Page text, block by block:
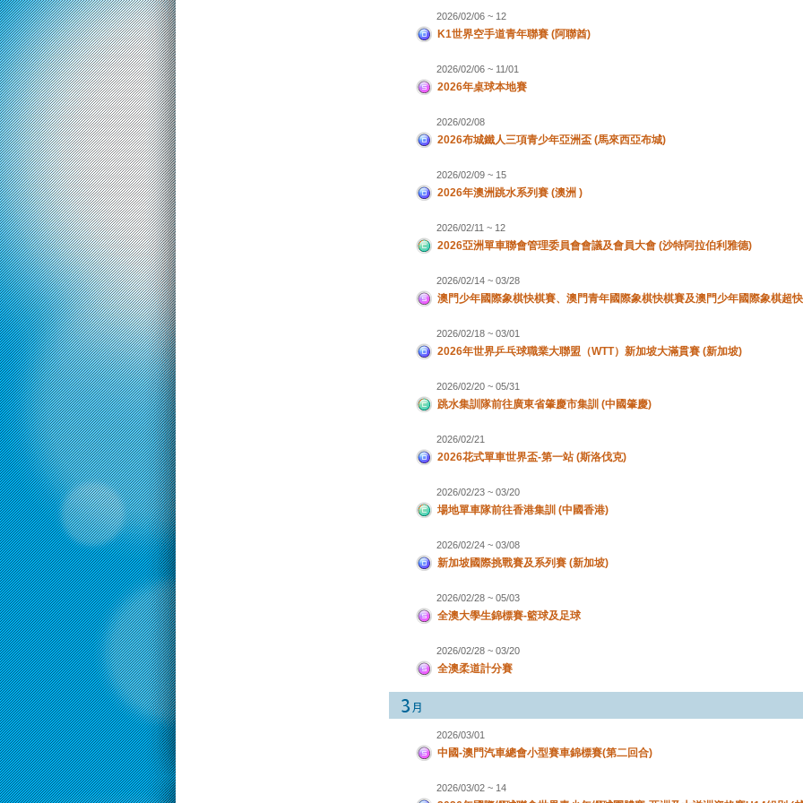
2026/02/06 ~ 12
K1世界空手道青年聯賽 (阿聯酋)
2026/02/06 ~ 11/01
2026年桌球本地賽
2026/02/08
2026布城鐵人三項青少年亞洲盃 (馬來西亞布城)
2026/02/09 ~ 15
2026年澳洲跳水系列賽 (澳洲 )
2026/02/11 ~ 12
2026亞洲單車聯會管理委員會會議及會員大會 (沙特阿拉伯利雅德)
2026/02/14 ~ 03/28
澳門少年國際象棋快棋賽、澳門青年國際象棋快棋賽及澳門少年國際象棋超
2026/02/18 ~ 03/01
2026年世界乒乓球職業大聯盟（WTT）新加坡大滿貫賽 (新加坡)
2026/02/20 ~ 05/31
跳水集訓隊前往廣東省肇慶市集訓 (中國肇慶)
2026/02/21
2026花式單車世界盃-第一站 (斯洛伐克)
2026/02/23 ~ 03/20
場地單車隊前往香港集訓 (中國香港)
2026/02/24 ~ 03/08
新加坡國際挑戰賽及系列賽 (新加坡)
2026/02/28 ~ 05/03
全澳大學生錦標賽-籃球及足球
2026/02/28 ~ 03/20
全澳柔道計分賽
2026/03/01
中國-澳門汽車總會小型賽車錦標賽(第二回合)
2026/03/02 ~ 14